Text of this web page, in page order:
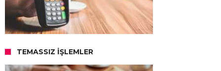
TEMASSIZ İŞLEMLER